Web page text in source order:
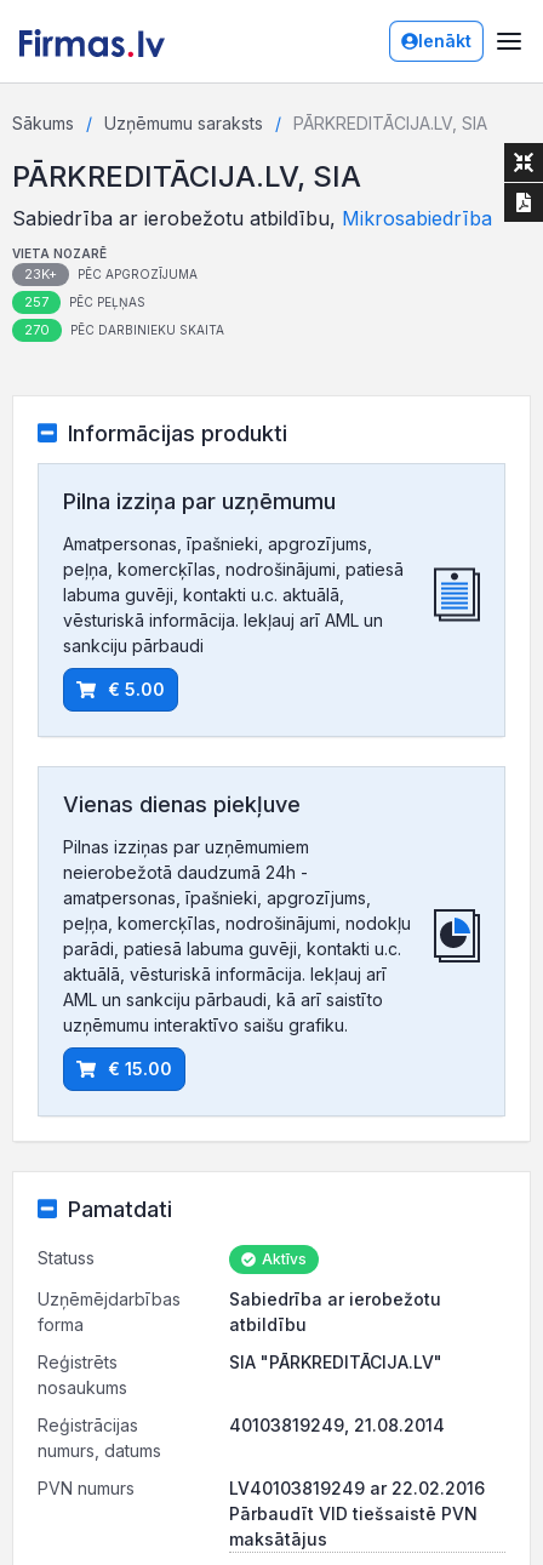
Ienākt
Sākums Uzņēmumu saraksts PĀRKREDITĀCIJA.LV, SIA
PĀRKREDITĀCIJA.LV, SIA
Sabiedrība ar ierobežotu atbildību, Mikrosabiedrība
VIETA NOZARĒ
23K+ PĒC APGROZĪJUMA
257 PĒC PEĻŅAS
270 PĒC DARBINIEKU SKAITA
Informācijas produkti
Pilna izziņa par uzņēmumu
Amatpersonas, īpašnieki, apgrozījums,
peļņa, komercķīlas, nodrošinājumi, patiesā
labuma guvēji, kontakti u.c. aktuālā,
vēsturiskā informācija. Iekļauj arī AML un
sankciju pārbaudi
€ 5.00
Vienas dienas piekļuve
Pilnas izziņas par uzņēmumiem
neierobežotā daudzumā 24h -
amatpersonas, īpašnieki, apgrozījums,
peļņa, komercķīlas, nodrošinājumi, nodokļu
parādi, patiesā labuma guvēji, kontakti u.c.
aktuālā, vēsturiskā informācija. Iekļauj arī
AML un sankciju pārbaudi, kā arī saistīto
uzņēmumu interaktīvo saišu grafiku.
€ 15.00
Pamatdati
Statuss Aktīvs
Uzņēmējdarbības
forma
Sabiedrība ar ierobežotu
atbildību
Reģistrēts
nosaukums
SIA "PĀRKREDITĀCIJA.LV"
Reģistrācijas
numurs, datums
40103819249, 21.08.2014
PVN numurs
LV40103819249 ar 22.02.2016
Pārbaudīt VID tiešsaistē PVN
maksātājus